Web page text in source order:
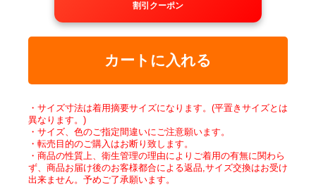
割引クーポン
カートに入れる
・サイズ寸法は着用摘要サイズになります。(平置きサイズとは
異なります。)
・サイズ、色のご指定間違いにご注意願います。
・転売目的のご購入はお断り致します。
・商品の性質上、衛生管理の理由によりご着用の有無に関わら
ず、商品お届け後のお客様都合による返品,サイズ交換はお受け
出来ません。予めご了承願います。